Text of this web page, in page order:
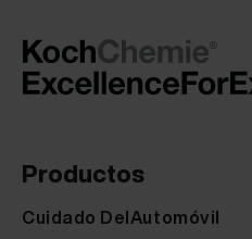
Productos
Cuidado DelAutomóvil